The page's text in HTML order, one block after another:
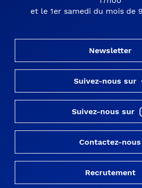
et le 1er samedi du mois de
Newsletter
Suivez-nous sur
Suivez-nous sur
Contactez-nous
Recrutement